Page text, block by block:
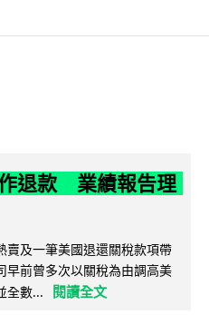
退款 業績報告理
賣及一筆美國退還關稅款項帶
早前曾多次以關稅為由調高美
全數...
閱讀全文